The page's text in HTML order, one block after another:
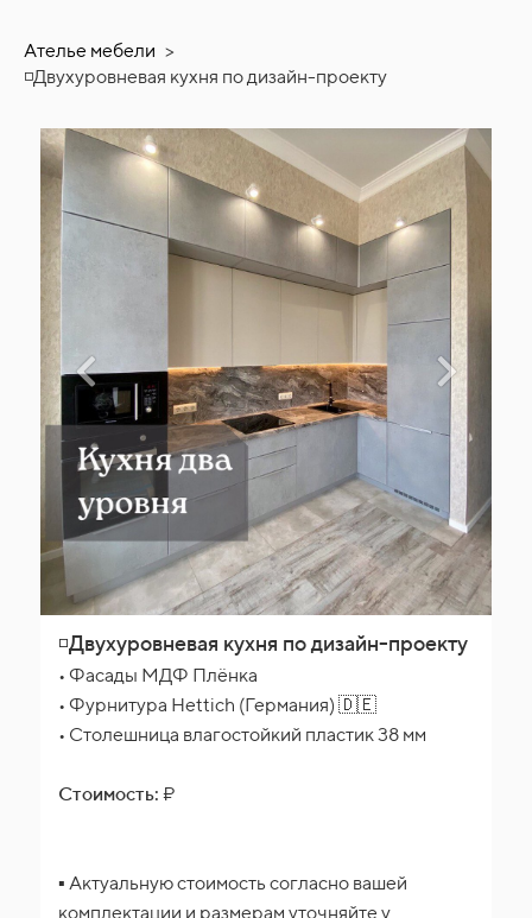
Ателье мебели >
◽Двухуровневая кухня по дизайн-проекту
◽Двухуровневая кухня по дизайн-проекту
• Фасады МДФ Плёнка
• Фурнитура Hettich (Германия) 🇩🇪
• Столешница влагостойкий пластик 38 мм
Стоимость: ₽
▪️ Актуальную стоимость согласно вашей
комплектации и размерам уточняйте у